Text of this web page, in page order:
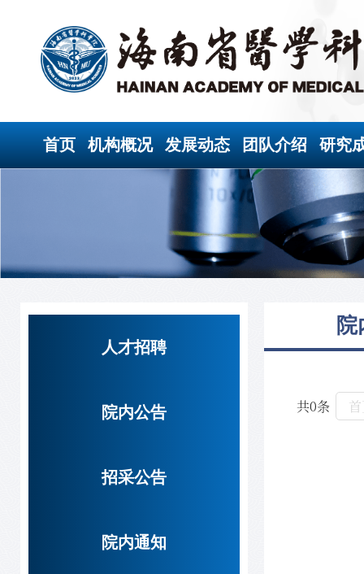
首页 机构概况 发展动态 团队介绍 研究
人才招聘
院内公告
招采公告
院内通知
共0条